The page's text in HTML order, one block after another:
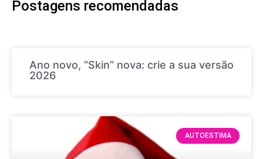
Postagens recomendadas
Ano novo, “Skin” nova: crie a sua versão
2026
AUTOESTIMA